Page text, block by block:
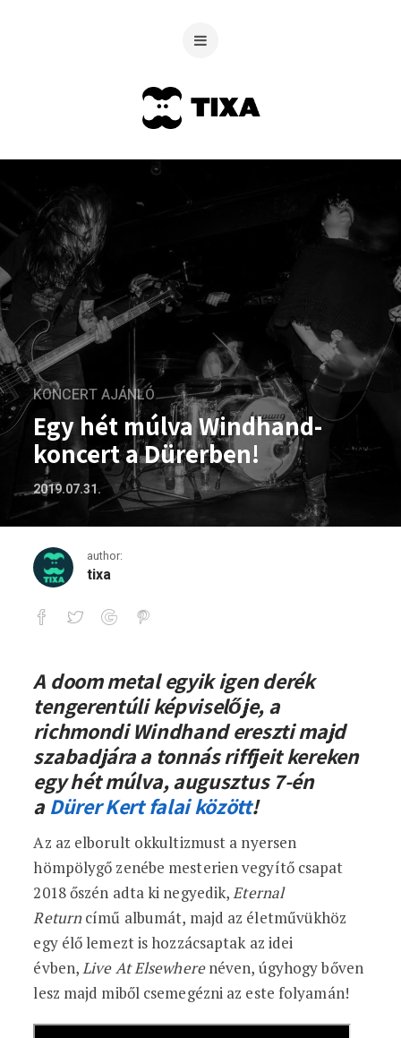
KONCERT AJÁNLÓ
Egy hét múlva Windhand-
koncert a Dürerben!
2019.07.31.
author:
tixa
Egy hét múlva Windhand-koncert a
A doom metal egyik igen derék
tengerentúli képviselője, a
richmondi Windhand ereszti majd
szabadjára a tonnás riffjeit kereken
egy hét múlva, augusztus 7-én
a Dürer Kert falai között!
Az az elborult okkultizmust a nyersen
hömpölygő zenébe mesterien vegyítő csapat
2018 őszén adta ki negyedik,Eternal
Returncímű albumát, majd az életművükhöz
egy élő lemezt is hozzácsaptak az idei
évben,Live At Elsewherenéven, úgyhogy bőven
lesz majd miből csemegézni az este folyamán!